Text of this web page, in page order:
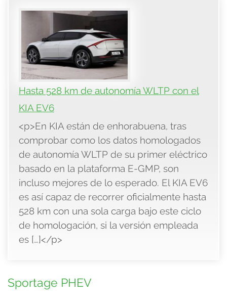
Hasta 528 km de autonomía WLTP con el
KIA EV6
<p>En KIA están de enhorabuena, tras
comprobar como los datos homologados
de autonomía WLTP de su primer eléctrico
basado en la plataforma E-GMP, son
incluso mejores de lo esperado. El KIA EV6
es así capaz de recorrer oficialmente hasta
528 km con una sola carga bajo este ciclo
de homologación, si la versión empleada
es […]</p>
Sportage PHEV